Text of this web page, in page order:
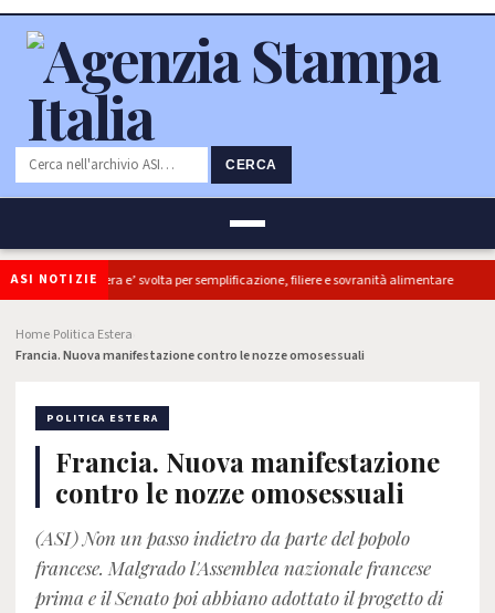
CERCA
ASI NOTIZIE
ok Camera e’ svolta per semplificazione, filiere e sovranità alimentare
Home Politica Estera
Francia. Nuova manifestazione contro le nozze omosessuali
POLITICA ESTERA
Francia. Nuova manifestazione
contro le nozze omosessuali
(ASI) Non un passo indietro da parte del popolo
francese. Malgrado l'Assemblea nazionale francese
prima e il Senato poi abbiano adottato il progetto di